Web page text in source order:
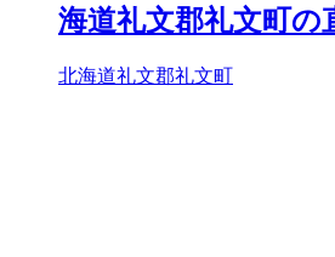
海道礼文郡礼文町の
北海道礼文郡礼文町